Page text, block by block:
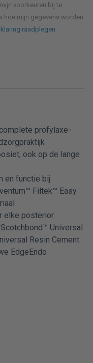
voorkeuren bij te
hoe mijn gegevens worden
raadplegen
profylaxe-
ook op de lange
en functie bij
Filtek™ Easy
elke posterior
Universal
Resin Cement.
EdgeEndo